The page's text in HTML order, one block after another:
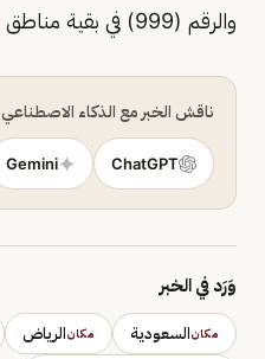
والرقم (999) في بقية مناطق
ناقش الخبر مع الذكاء الاصطناعي
ChatGPT
Gemini
وَرَد في الخبر
مكانالسعودية مكانالرياض